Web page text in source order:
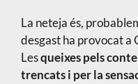
La neteja és,
desgast ha provocat a
Lesqueixes pels
trencats i per la